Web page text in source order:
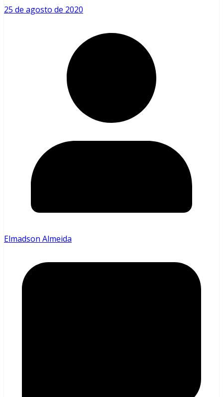
25 de agosto de 2020
Elmadson Almeida